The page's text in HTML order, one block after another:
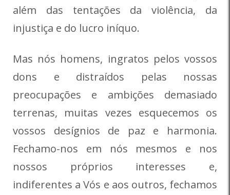
além das tentações da violência, da
injustiça e do lucro iníquo.
Mas nós homens, ingratos pelos vossos
dons e distraídos pelas nossas
preocupações e ambições demasiado
terrenas, muitas vezes esquecemos os
vossos desígnios de paz e harmonia.
Fechamo-nos em nós mesmos e nos
nossos próprios interesses e,
indiferentes a Vós e aos outros, fechamos